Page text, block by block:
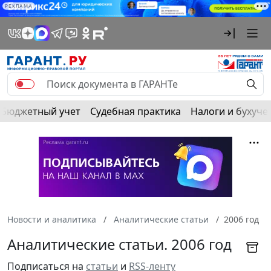
РЕКЛАМА
Бюджетный учет Судебная практика Налоги и
Новости и аналитика Аналитические статьи 2006 год
Аналитические статьи. 2006 год
Подписаться на статьи и RSS-ленту